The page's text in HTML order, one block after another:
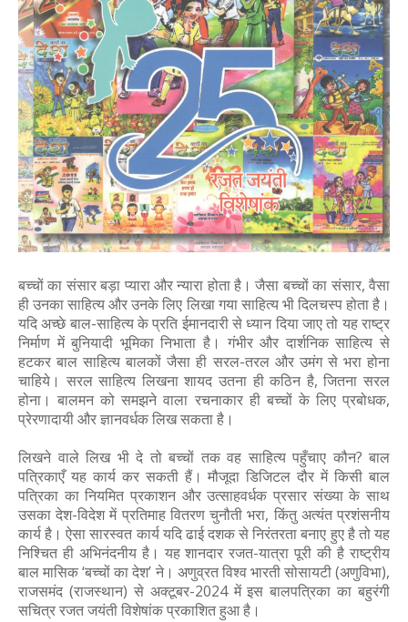
बच्चों का संसार बड़ा प्यारा और न्यारा होता है। जैसा बच्चों का संसार, वैसा
ही उनका साहित्य और उनके लिए लिखा गया साहित्य भी दिलचस्प होता है।
यदि अच्छे बाल-साहित्य के प्रति ईमानदारी से ध्यान दिया जाए तो यह राष्ट्र
निर्माण में बुनियादी भूमिका निभाता है। गंभीर और दार्शनिक साहित्य से
हटकर बाल साहित्य बालकों जैसा ही सरल-तरल और उमंग से भरा होना
चाहिये। सरल साहित्य लिखना शायद उतना ही कठिन है, जितना सरल
होना। बालमन को समझने वाला रचनाकार ही बच्चों के लिए प्रबोधक,
प्रेरणादायी और ज्ञानवर्धक लिख सकता है।
लिखने वाले लिख भी दे तो बच्चों तक वह साहित्य पहुँचाए कौन? बाल
पत्रिकाएँ यह कार्य कर सकती हैं। मौजूदा डिजिटल दौर में किसी बाल
पत्रिका का नियमित प्रकाशन और उत्साहवर्धक प्रसार संख्या के साथ
उसका देश-विदेश में प्रतिमाह वितरण चुनौती भरा, किंतु अत्यंत प्रशंसनीय
कार्य है। ऐसा सारस्वत कार्य यदि ढाई दशक से निरंतरता बनाए हुए है तो यह
निश्चित ही अभिनंदनीय है। यह शानदार रजत-यात्रा पूरी की है राष्ट्रीय
बाल मासिक ‘बच्चों का देश’ ने। अणुव्रत विश्व भारती सोसायटी (अणुविभा),
राजसमंद (राजस्थान) से अक्टूबर-2024 में इस बालपत्रिका का बहुरंगी
सचित्र रजत जयंती विशेषांक प्रकाशित हुआ है।